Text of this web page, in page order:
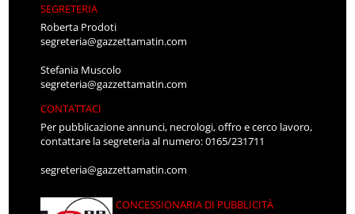
SEGRETERIA
Roberta Prodoti
segreteria@gazzettamatin.com
Stefania Muscolo
segreteria@gazzettamatin.com
CONTATTACI
Per pubblicazione annunci, necrologi, offro e cerco lavoro,
contattare la segreteria al numero: 0165/231711
segreteria@gazzettamatin.com
CONCESSIONARIA DI PUBBLICITÀ